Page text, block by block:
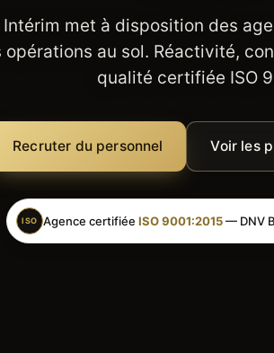
Intérim met à disposition des
opérations au sol. Réactivité,
qualité certifiée ISO
Recruter du personnel Voir les
ISO Agence certifiée ISO 9001:2015— DNV